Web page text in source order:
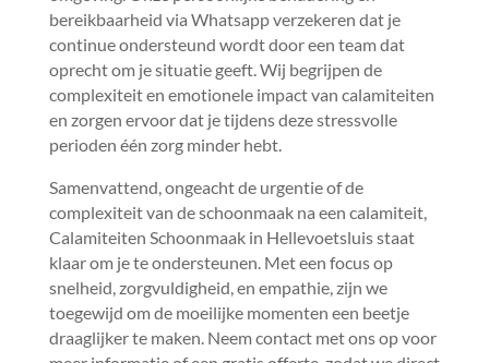
bereikbaarheid via Whatsapp verzekeren dat je
continue ondersteund wordt door een team dat
oprecht om je situatie geeft.​ Wij begrijpen de
complexiteit en emotionele impact van calamiteiten
en zorgen ervoor dat je tijdens deze stressvolle
perioden één zorg minder hebt.​
Samenvattend, ongeacht de urgentie of de
complexiteit van de schoonmaak na een calamiteit,
Calamiteiten Schoonmaak in Hellevoetsluis staat
klaar om je te ondersteunen.​ Met een focus op
snelheid, zorgvuldigheid, en empathie, zijn we
toegewijd om de moeilijke momenten een beetje
draaglijker te maken.​ Neem contact met ons op voor